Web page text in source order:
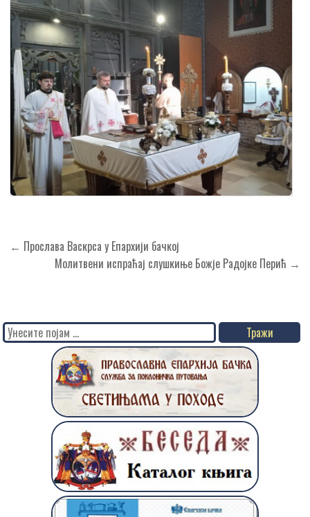
Кретање
чланка
← Прослава Васкрса у Епархији бачкој
Молитвени испраћај слушкиње Божје Радојкe Перић →
Search
for: